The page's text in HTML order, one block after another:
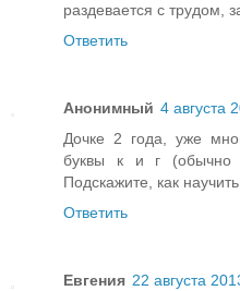
раздевается с трудом,
Ответить
Анонимный 4 августа
Дочке 2 года, уже
буквы к и г (обычно
Подскажите, как
Ответить
Евгения 22 августа